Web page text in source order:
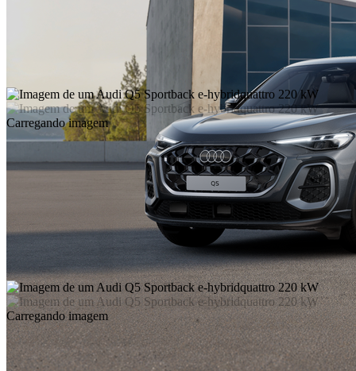
Carregando imagem
Carregando imagem